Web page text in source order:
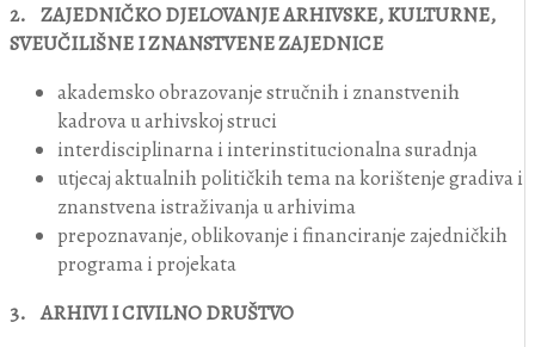
2. ZAJEDNIČKO DJELOVANJE ARHIVSKE, KULTURNE,
SVEUČILIŠNE I ZNANSTVENE ZAJEDNICE
akademsko obrazovanje stručnih i znanstvenih
kadrova u arhivskoj struci
interdisciplinarna i interinstitucionalna suradnja
utjecaj aktualnih političkih tema na korištenje gradiva i
znanstvena istraživanja u arhivima
prepoznavanje, oblikovanje i financiranje zajedničkih
programa i projekata
3. ARHIVI I CIVILNO DRUŠTVO